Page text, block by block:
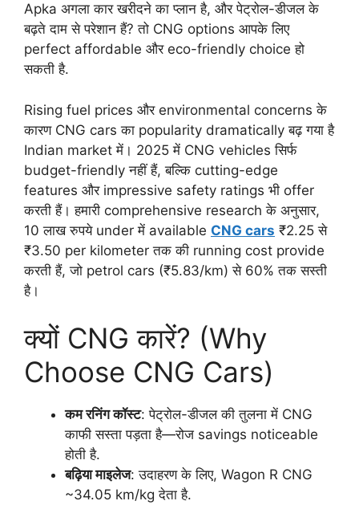
Apka अगला कार खरीदने का प्लान है, और पेट्रोल-डीजल के
बढ़ते दाम से परेशान हैं? तो CNG options आपके लिए
perfect affordable और eco-friendly choice हो
सकती है.
Rising fuel prices और environmental concerns के
कारण CNG cars का popularity dramatically बढ़ गया है
Indian market में। 2025 में CNG vehicles सिर्फ
budget-friendly नहीं हैं, बल्कि cutting-edge
features और impressive safety ratings भी offer
करती हैं। हमारी comprehensive research के अनुसार,
10 लाख रुपये under में available CNG cars ₹2.25 से
₹3.50 per kilometer तक की running cost provide
करती हैं, जो petrol cars (₹5.83/km) से 60% तक सस्ती
है।
क्यों CNG कारें? (Why
Choose CNG Cars)
कम रनिंग कॉस्ट: पेट्रोल-डीजल की तुलना में CNG
काफी सस्ता पड़ता है—रोज savings noticeable
होती है.
बढ़िया माइलेज: उदाहरण के लिए, Wagon R CNG
~34.05 km/kg देता है.